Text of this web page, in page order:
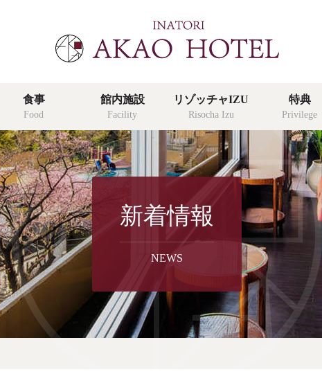
特典
privilege
よくあ
宿泊予約
食事
Food
館内施設
Facility
リゾッチャIZU
Risocha Izu
特典
Privilege
新着情報
NEWS